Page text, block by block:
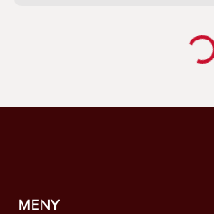
MENY